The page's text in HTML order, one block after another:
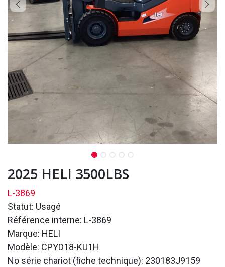
2025 HELI 3500LBS
L-3869
Statut: Usagé
Référence interne: L-3869
Marque: HELI
Modèle: CPYD18-KU1H
No série chariot (fiche technique): 230183J9159